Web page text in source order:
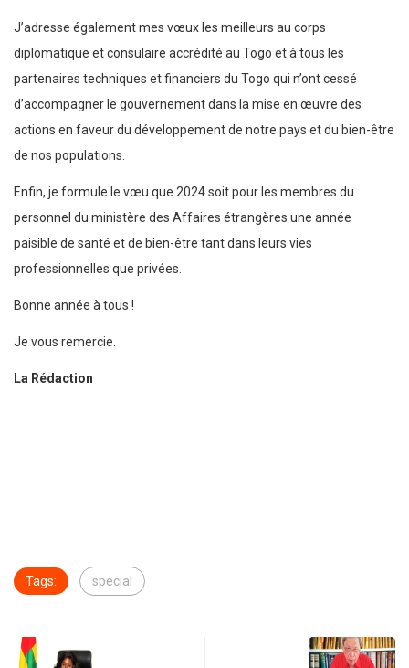
J’adresse également mes vœux les meilleurs au corps
diplomatique et consulaire accrédité au Togo et à tous les
partenaires techniques et financiers du Togo qui n’ont cessé
d’accompagner le gouvernement dans la mise en œuvre des
actions en faveur du développement de notre pays et du bien-être
de nos populations.
Enfin, je formule le vœu que 2024 soit pour les membres du
personnel du ministère des Affaires étrangères une année
paisible de santé et de bien-être tant dans leurs vies
professionnelles que privées.
Bonne année à tous !
Je vous remercie.
La Rédaction
Tags: special